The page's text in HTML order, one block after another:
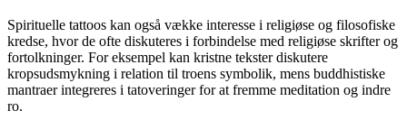
Spirituelle tattoos kan også vække interesse i religiøse og filosofiske
kredse, hvor de ofte diskuteres i forbindelse med religiøse skrifter og
fortolkninger. For eksempel kan kristne tekster diskutere
kropsudsmykning i relation til troens symbolik, mens buddhistiske
mantraer integreres i tatoveringer for at fremme meditation og indre
ro.